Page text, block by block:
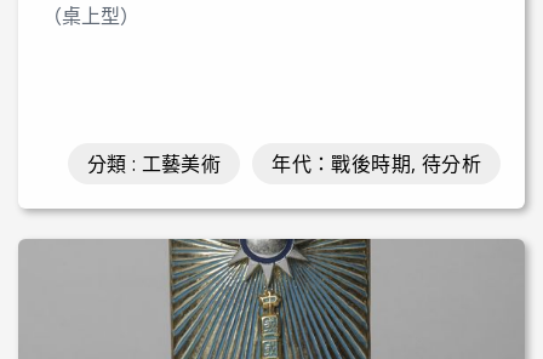
（桌上型）
年代：戰後時期, 待分析
分類 : 工藝美術